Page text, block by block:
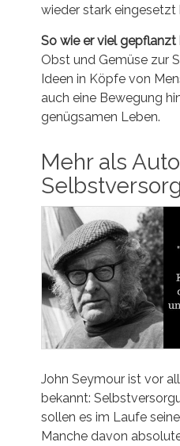
wieder stark eingesetzt
So wie er viel gepflanzt
Obst und Gemüse zur
Ideen in Köpfe von
auch eine Bewegung
genügsamen Leben.
Mehr als
John Seymour ist vor
bekannt:
sollen es im Laufe
Manche davon